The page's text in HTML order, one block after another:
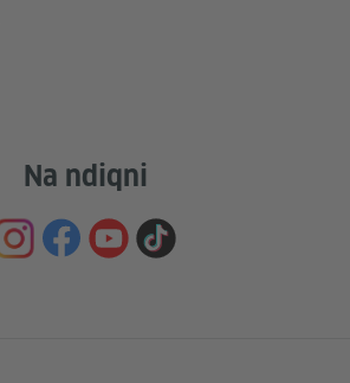
Na ndiqni